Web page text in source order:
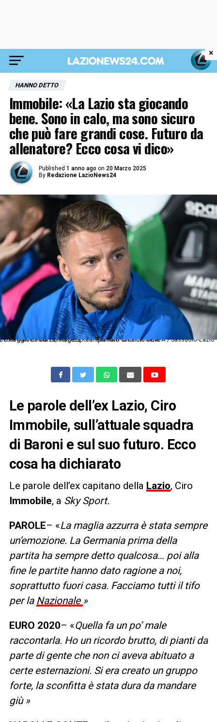
HANNO DETTO
Immobile: «La Lazio sta giocando
bene. Sono in calo, ma sono sicuro
che può fare grandi cose. Futuro da
allenatore? Ecco cosa vi dico»
Published 1 anno ago on 20 Marzo 2025
By Redazione LazioNews24
Db Reggio Emilia 21/10/2023 - campionato di calcio serie A / Sassuolo-Lazio / foto Daniele Buffa/Image Sport nella foto: Ciro Immobile
Le parole dell’ex Lazio, Ciro
Immobile, sull’attuale squadra
di Baroni e sul suo futuro. Ecco
cosa ha dichiarato
Le parole dell’ex capitano della Lazio, Ciro
Immobile, a Sky Sport.
PAROLE– «La maglia azzurra è stata sempre
un’emozione. La Germania prima della
partita ha sempre detto qualcosa… poi alla
fine le partite hanno dato ragione a noi,
soprattutto fuori casa. Facciamo tutti il tifo
per la Nazionale »
EURO 2020– «Quella fa un po’ male
raccontarla. Ho un ricordo brutto, di pianti da
parte di gente che non ci aveva abituato a
certe esternazioni. Si era creato un gruppo
forte, la sconfitta è stata dura da mandare
giù »
×